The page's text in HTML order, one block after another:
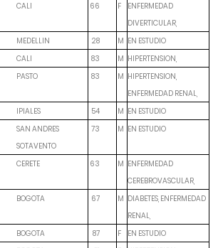
CALI 66 F
ENFERMEDAD
DIVERTICULAR,
MEDELLIN 28 M EN ESTUDIO
CALI 83 M HIPERTENSION,
PASTO 83 M HIPERTENSION,
ENFERMEDAD RENAL,
IPIALES 54 M EN ESTUDIO
SAN ANDRES
SOTAVENTO
73 M EN ESTUDIO
CERETE 63 M ENFERMEDAD
CEREBROVASCULAR,
BOGOTA 67 M DIABETES, ENFERMEDAD
RENAL,
BOGOTA 87 F
EN ESTUDIO